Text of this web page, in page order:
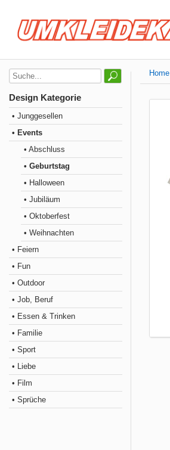
Design Kategorie
• Junggesellen
• Events
• Abschluss
• Geburtstag
• Halloween
• Jubiläum
• Oktoberfest
• Weihnachten
• Feiern
• Fun
• Outdoor
• Job, Beruf
• Essen & Trinken
• Familie
• Sport
• Liebe
• Film
• Sprüche
Home